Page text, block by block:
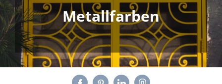
Metallfarben